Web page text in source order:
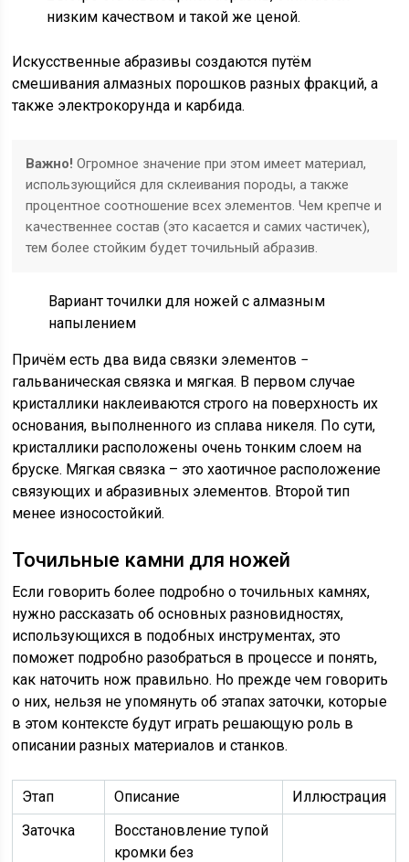
низким качеством и такой же ценой.
Искусственные абразивы создаются путём
смешивания алмазных порошков разных фракций, а
также электрокорунда и карбида.
Важно! Огромное значение при этом имеет материал,
использующийся для склеивания породы, а также
процентное соотношение всех элементов. Чем крепче и
качественнее состав (это касается и самих частичек),
тем более стойким будет точильный абразив.
Вариант точилки для ножей с алмазным
напылением
Причём есть два вида связки элементов −
гальваническая связка и мягкая. В первом случае
кристаллики наклеиваются строго на поверхность их
основания, выполненного из сплава никеля. По сути,
кристаллики расположены очень тонким слоем на
бруске. Мягкая связка – это хаотичное расположение
связующих и абразивных элементов. Второй тип
менее износостойкий.
Точильные камни для ножей
Если говорить более подробно о точильных камнях,
нужно рассказать об основных разновидностях,
использующихся в подобных инструментах, это
поможет подробно разобраться в процессе и понять,
как наточить нож правильно. Но прежде чем говорить
о них, нельзя не упомянуть об этапах заточки, которые
в этом контексте будут играть решающую роль в
описании разных материалов и станков.
Этап Описание
Иллюстрация
Заточка
Восстановление тупой
кромки без